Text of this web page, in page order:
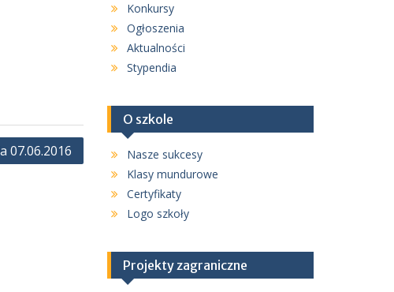
07.06.2016
Konkursy
Ogłoszenia
Aktualności
Stypendia
O szkole
Nasze sukcesy
Klasy mundurowe
Certyfikaty
Logo szkoły
Projekty zagraniczne